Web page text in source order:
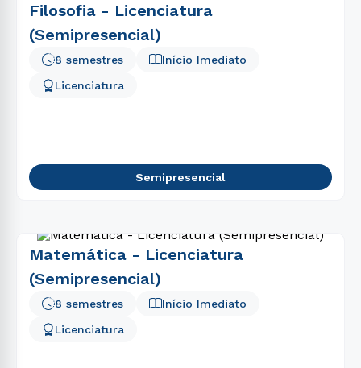
Filosofia - Licenciatura
(Semipresencial)
8 semestres
Início Imediato
Licenciatura
Semipresencial
Matemática - Licenciatura
(Semipresencial)
Início Imediato
Licenciatura
8 semestres